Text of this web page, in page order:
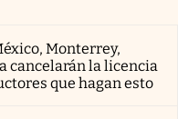
Monterrey,
cancelarán la licencia
que hagan esto